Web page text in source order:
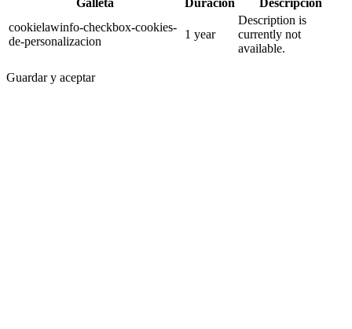
Galleta Duración
Descripción
cookielawinfo-checkbox-cookies-
de-personalizacion
1 year
Description is
currently not
available.
Guardar y aceptar